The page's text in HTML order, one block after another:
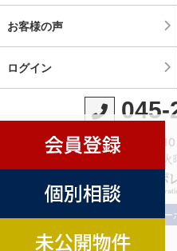
お客様の声
ログイン
045-
営業時間：
定休日：
©横濱コ